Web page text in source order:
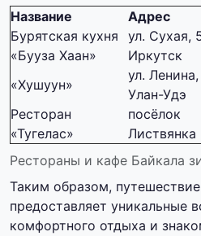
Рестораны и кафе Байкала
Название Адрес
Бурятская кухня
«Бууза Хаан»
ул. Сухая,
Иркутск
«Хушуун»
ул.
Улан-Удэ
Ресторан
«Тугелас»
посёлок
Листвянка
Таким образом,
предоставляет уникальные
комфортного отдыха и